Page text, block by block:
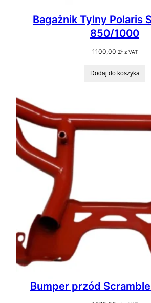
Bagażnik Tylny Polaris
850/1000
1100,00 zł z VAT
Dodaj do koszyka
Bumper przód